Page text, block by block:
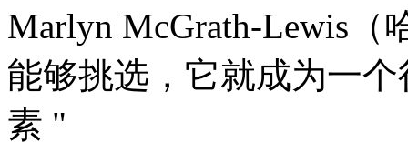
Marlyn McGrath-Lewis
能够挑选，它就成为一
素 "